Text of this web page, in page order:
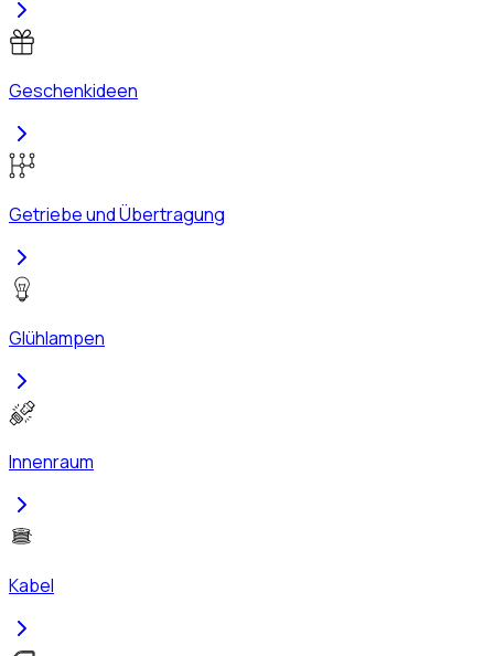
Geschenkideen
Getriebe und Übertragung
Glühlampen
Innenraum
Kabel